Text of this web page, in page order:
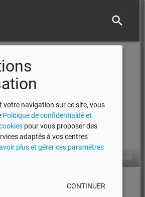
search
00:00
partie
votre navigation sur ce site, vous
Politique de confidentialité et
pour vous proposer des
adaptés à vos centres
plus et gérer ces paramètres
CONTINUER